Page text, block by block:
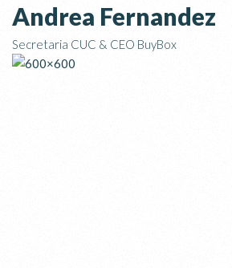
Andrea Fernandez
Secretaria CUC & CEO BuyBox